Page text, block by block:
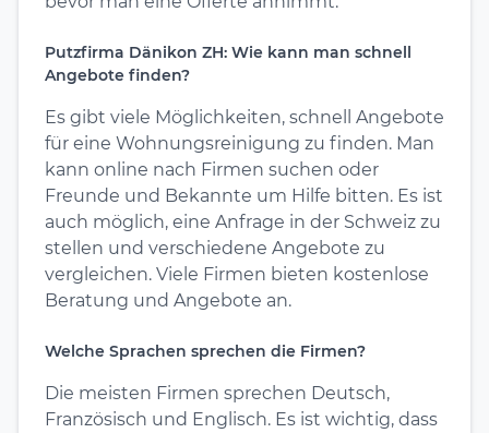
Putzfirma Dänikon ZH: Wie kann man schnell
Angebote finden?
Es gibt viele Möglichkeiten, schnell Angebote
für eine Wohnungsreinigung zu finden. Man
kann online nach Firmen suchen oder
Freunde und Bekannte um Hilfe bitten. Es ist
auch möglich, eine Anfrage in der Schweiz zu
stellen und verschiedene Angebote zu
vergleichen. Viele Firmen bieten kostenlose
Beratung und Angebote an.
Welche Sprachen sprechen die Firmen?
Die meisten Firmen sprechen Deutsch,
Französisch und Englisch. Es ist wichtig, dass